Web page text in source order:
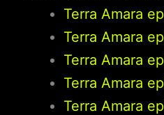
Terra Amara
Terra Amara
Terra Amara
Terra Amara
Terra Amara